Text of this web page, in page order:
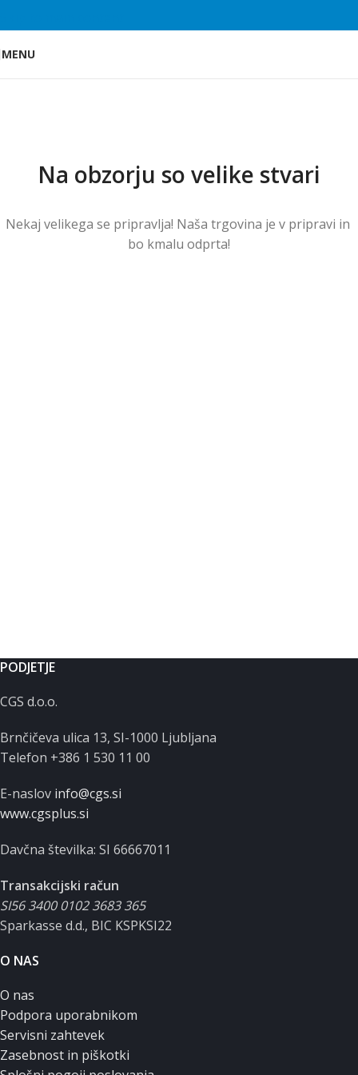
MENU
Na obzorju so velike stvari
Nekaj ​​velikega se pripravlja! Naša trgovina je v pripravi in ​​
bo kmalu odprta!
PODJETJE
CGS d.o.o.
Brnčičeva ulica 13, SI-1000 Ljubljana
Telefon +386 1 530 11 00
E-naslov info@cgs.si
www.cgsplus.si
Davčna številka: SI 66667011
Transakcijski račun
SI56 3400 0102 3683 365
Sparkasse d.d., BIC KSPKSI22
O NAS
O nas
Podpora uporabnikom
Servisni zahtevek
Zasebnost in piškotki